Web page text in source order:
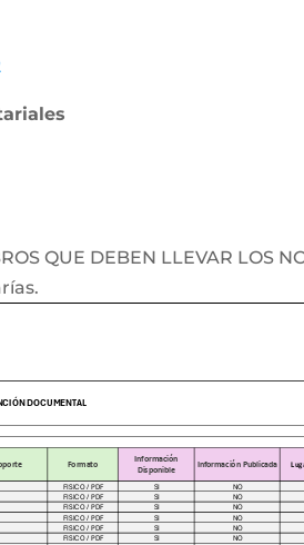
QUE DEBEN LLEVAR LOS